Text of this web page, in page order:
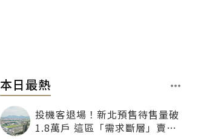
本日最熱
投機客退場！新北預售待售量破
1.8萬戶 這區「需求斷層」賣壓